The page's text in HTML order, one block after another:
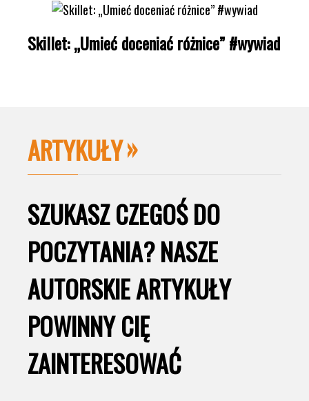
Skillet: „Umieć doceniać różnice” #wywiad
ARTYKUŁY
SZUKASZ CZEGOŚ DO
POCZYTANIA? NASZE
AUTORSKIE ARTYKUŁY
POWINNY CIĘ
ZAINTERESOWAĆ